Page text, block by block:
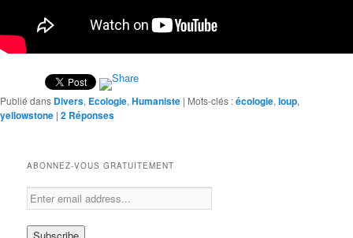
Publié dans Divers, Ecologie, Humaniste | Mots-clés :écologie, loup,
yellowstone | 2 Réponses
ABONNEZ-VOUS GRATUITEMENT